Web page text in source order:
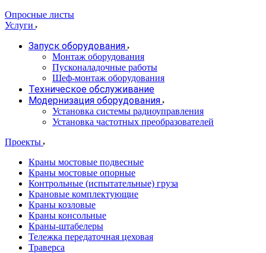
Опросные листы
Услуги
Запуск оборудования
Монтаж оборудования
Пусконаладочные работы
Шеф-монтаж оборудования
Техническое обслуживание
Модернизация оборудования
Установка системы радиоуправления
Установка частотных преобразователей
Проекты
Краны мостовые подвесные
Краны мостовые опорные
Контрольные (испытательные) груза
Крановые комплектующие
Краны козловые
Краны консольные
Краны-штабелеры
Тележка передаточная цеховая
Траверса